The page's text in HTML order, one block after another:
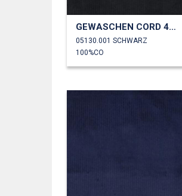
GEWASCHEN CORD 4.5W
05130.001 SCHWARZ
100%CO